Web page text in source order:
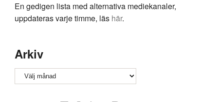
En gedigen lista med alternativa mediekanaler,
uppdateras varje timme, läs här.
Arkiv
Arkiv